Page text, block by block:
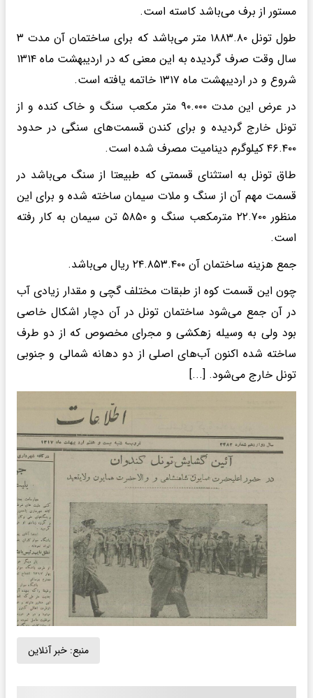
مستور از برف می‌باشد کاسته است.
طول تونل ۱۸۸۳.۸۰ متر می‌باشد که برای ساختمان آن مدت ۳
سال وقت صرف گردیده به این معنی که در اردیبهشت ماه ۱۳۱۴
شروع و در اردیبهشت ماه ۱۳۱۷ خاتمه یافته است.
در عرض این مدت ۹۰.۰۰۰ متر مکعب سنگ و خاک کنده و از
تونل خارج گردیده و برای کندن قسمت‌های سنگی در حدود
۴۶.۴۰۰ کیلوگرم دینامیت مصرف شده است.
طاق تونل به استثنای قسمتی که طبیعتا از سنگ می‌باشد در
قسمت مهم آن از سنگ و ملات سیمان ساخته شده و برای این
منظور ۲۲.۷۰۰ مترمکعب سنگ و ۵۸۵۰ تن سیمان به کار رفته
است.
جمع هزینه ساختمان آن ۲۴.۸۵۳.۴۰۰ ریال می‌باشد.
چون این قسمت کوه از طبقات مختلف گچی و مقدار زیادی آب
در آن جمع می‌شود ساختمان تونل در آن دچار اشکال خاصی
بود ولی به وسیله زهکشی و مجرای مخصوص که از دو طرف
ساخته شده اکنون آب‌های اصلی از دو دهانه شمالی و جنوبی
تونل خارج می‌شود. [...]
منبع: خبر آنلاین